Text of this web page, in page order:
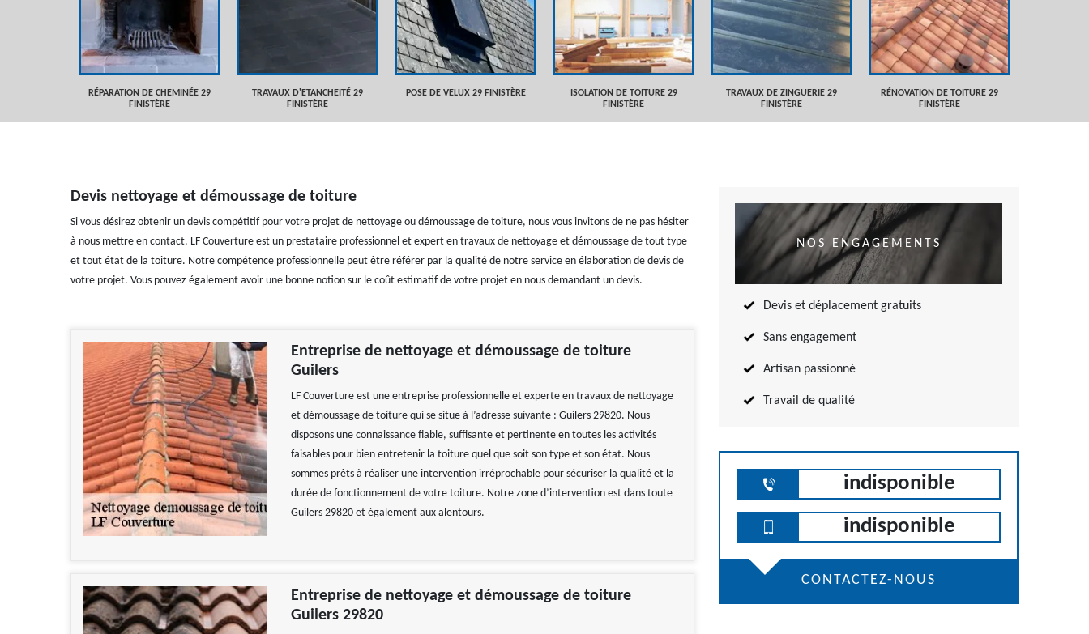
RÉPARATION DE CHEMINÉE 29
FINISTÈRE
TRAVAUX D'ETANCHEITÉ 29
FINISTÈRE
POSE DE VELUX 29 FINISTÈRE
ISOLATION DE TOITURE 29
FINISTÈRE
TRAVAUX DE ZINGUERIE 29
FINISTÈRE
RÉNOVATION DE TOITURE 29
FINISTÈRE
Devis nettoyage et démoussage de toiture
Si vous désirez obtenir un devis compétitif pour votre projet de nettoyage ou démoussage de toiture, nous vous invitons de ne pas hésiter
à nous mettre en contact. LF Couverture est un prestataire professionnel et expert en travaux de nettoyage et démoussage de tout type
et tout état de la toiture. Notre compétence professionnelle peut être référer par la qualité de notre service en élaboration de devis de
votre projet. Vous pouvez également avoir une bonne notion sur le coût estimatif de votre projet en nous demandant un devis.
Entreprise de nettoyage et démoussage de toiture
Guilers
LF Couverture est une entreprise professionnelle et experte en travaux de nettoyage
et démoussage de toiture qui se situe à l’adresse suivante : Guilers 29820. Nous
disposons une connaissance fiable, suffisante et pertinente en toutes les activités
faisables pour bien entretenir la toiture quel que soit son type et son état. Nous
sommes prêts à réaliser une intervention irréprochable pour sécuriser la qualité et la
durée de fonctionnement de votre toiture. Notre zone d’intervention est dans toute
Guilers 29820 et également aux alentours.
Entreprise de nettoyage et démoussage de toiture
Guilers 29820
NOS ENGAGEMENTS
Devis et déplacement gratuits
Sans engagement
Artisan passionné
Travail de qualité
indisponible
indisponible
CONTACTEZ-NOUS